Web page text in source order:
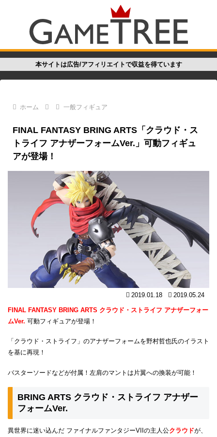
本サイトは広告/アフィリエイトで収益を得ています
ホーム 一般フィギュア
FINAL FANTASY BRING ARTS「クラウド・ス
トライフ アナザーフォームVer.」可動フィギュ
アが登場！
2019.01.18 2019.05.24
FINAL FANTASY BRING ARTS クラウド・ストライフ アナザーフォー
ムVer. 可動フィギュアが登場！
「クラウド・ストライフ」のアナザーフォームを野村哲也氏のイラスト
を基に再現！
バスターソードなどが付属！左肩のマントは片翼への換装が可能！
BRING ARTS クラウド・ストライフ アナザー
フォームVer.
異世界に迷い込んだ ファイナルファンタジーVIIの主人公クラウドが、